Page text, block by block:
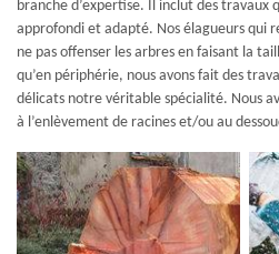
branche d’expertise. Il inclut des travaux
approfondi et adapté. Nos élagueurs qui
ne pas offenser les arbres en faisant la
qu’en périphérie, nous avons fait des
délicats notre véritable spécialité. Nous
à l’enlèvement de racines et/ou au